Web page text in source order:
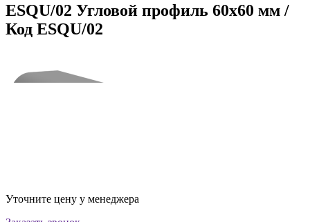
ESQU/02 Угловой профиль 60х60 мм /
Код ESQU/02
Уточните цену у менеджера